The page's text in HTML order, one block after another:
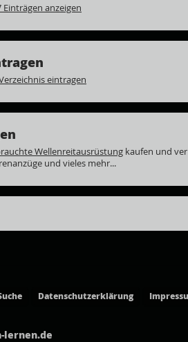
Einträgen anzeigen
eintragen
Wellenreitausrüstung kaufen und
und vieles mehr...
Datenschutzerklärung